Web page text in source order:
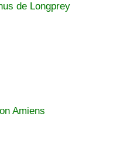
de Longprey
Amiens